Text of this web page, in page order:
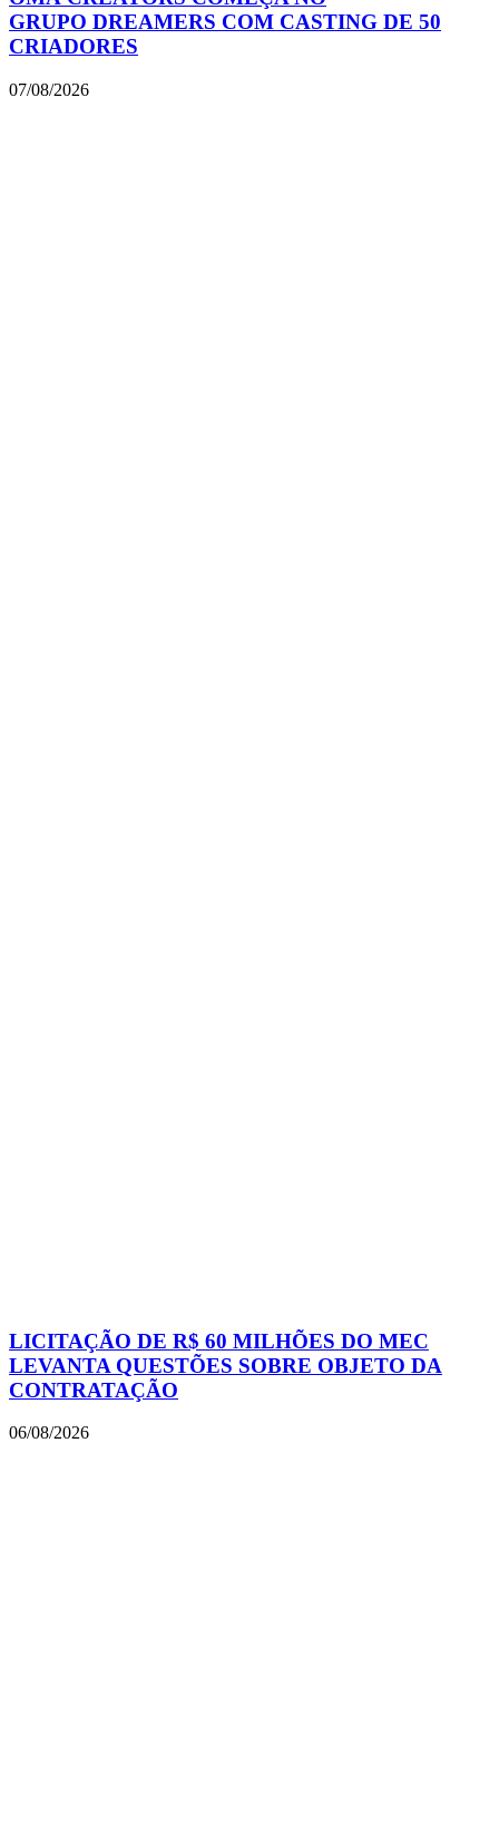
GRUPO DREAMERS COM CASTING DE 50
CRIADORES
07/08/2026
LICITAÇÃO DE R$ 60 MILHÕES DO MEC
LEVANTA QUESTÕES SOBRE OBJETO DA
CONTRATAÇÃO
06/08/2026